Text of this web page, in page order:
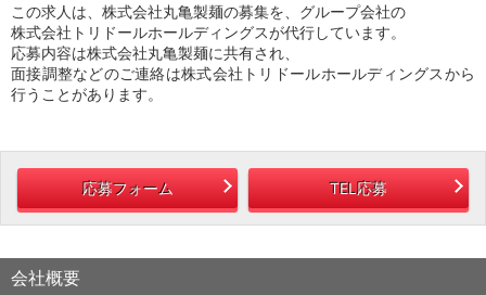
この求人は、株式会社丸亀製麺の募集を、グループ会社の
株式会社トリドールホールディングスが代行しています。
応募内容は株式会社丸亀製麺に共有され、
面接調整などのご連絡は株式会社トリドールホールディングスから
行うことがあります。
応募フォーム TEL応募
会社概要